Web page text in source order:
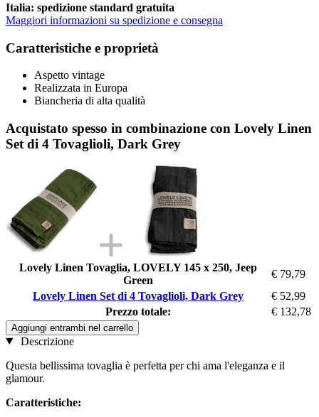
Italia: spedizione standard gratuita
Maggiori informazioni su spedizione e consegna
Caratteristiche e proprietà
Aspetto vintage
Realizzata in Europa
Biancheria di alta qualità
Acquistato spesso in combinazione con Lovely Linen
Set di 4 Tovaglioli, Dark Grey
Lovely Linen Tovaglia, LOVELY 145 x 250, Jeep
Green
€ 79,79
Lovely Linen Set di 4 Tovaglioli, Dark Grey
€ 52,99
Prezzo totale:
€ 132,78
Aggiungi entrambi nel carrello
Descrizione
Questa bellissima tovaglia è perfetta per chi ama l'eleganza e il
glamour.
Caratteristiche: